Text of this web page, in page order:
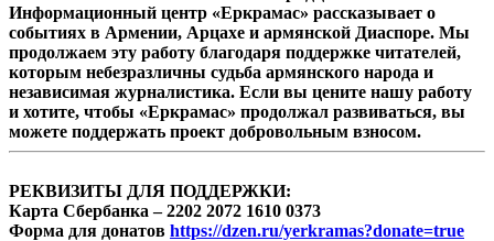
Информационный центр «Еркрамас» рассказывает о
событиях в Армении, Арцахе и армянской Диаспоре. Мы
продолжаем эту работу благодаря поддержке читателей,
которым небезразличны судьба армянского народа и
независимая журналистика. Если вы цените нашу работу
и хотите, чтобы «Еркрамас» продолжал развиваться, вы
можете поддержать проект добровольным взносом.
РЕКВИЗИТЫ ДЛЯ ПОДДЕРЖКИ:
Карта Сбербанка – 2202 2072 1610 0373
Форма для донатов https://dzen.ru/yerkramas?donate=true